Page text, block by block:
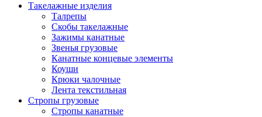
Такелажные изделия
Талрепы
Скобы такелажные
Зажимы канатные
Звенья грузовые
Канатные концевые элементы
Коуши
Крюки чалочные
Лента текстильная
Стропы грузовые
Стропы канатные